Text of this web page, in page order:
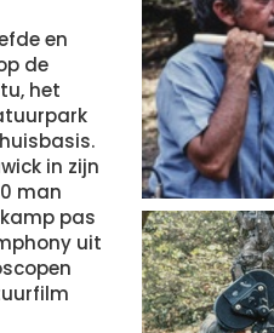
en
de
het
in zijn
man
pas
uit